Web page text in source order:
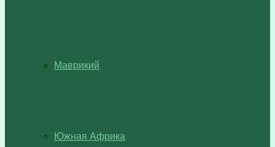
Маврикий
Южная Африка